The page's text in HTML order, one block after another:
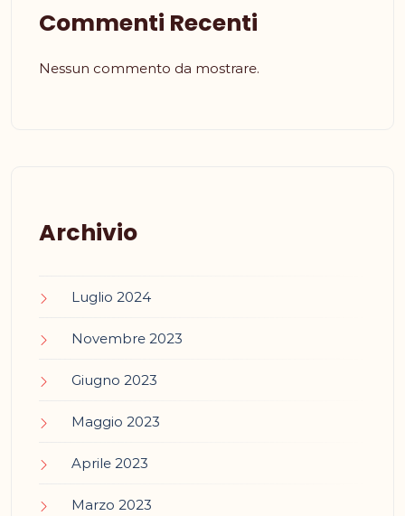
Commenti Recenti
Nessun commento da mostrare.
Archivio
Luglio 2024
Novembre 2023
Giugno 2023
Maggio 2023
Aprile 2023
Marzo 2023